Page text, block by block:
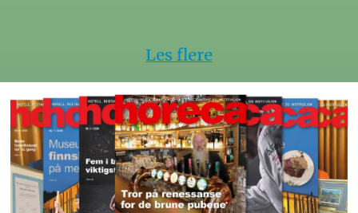
Les flere